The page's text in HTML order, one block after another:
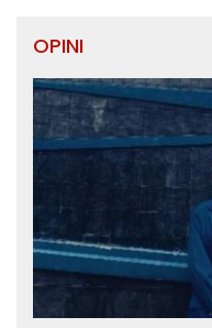
OPINI